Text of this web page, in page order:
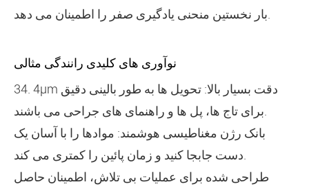
نوآوری های کلیدی رانندگی مثالی
34. 4μm دقت بسیار بالا: تحویل ها به طور بالینی دقیق
بانک رژن مغناطیسی هوشمند: موادها را با آسان یک
طراحی شده برای عملیات بی تلاش، اطمینان حاصل